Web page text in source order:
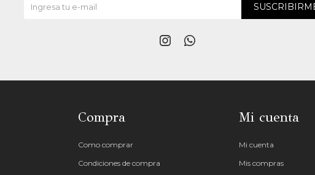
Compra
Como comprar
Condiciones de compra
Mi cuenta
Mi cuenta
Mis compras
 